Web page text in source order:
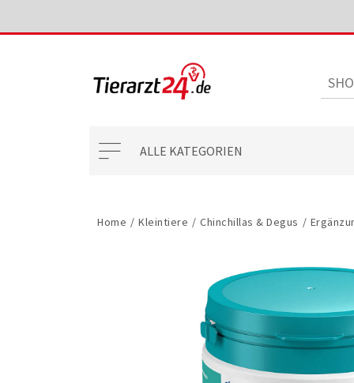
ALLE KATEGORIEN
Home / Kleintiere / Chinchillas & Degus /